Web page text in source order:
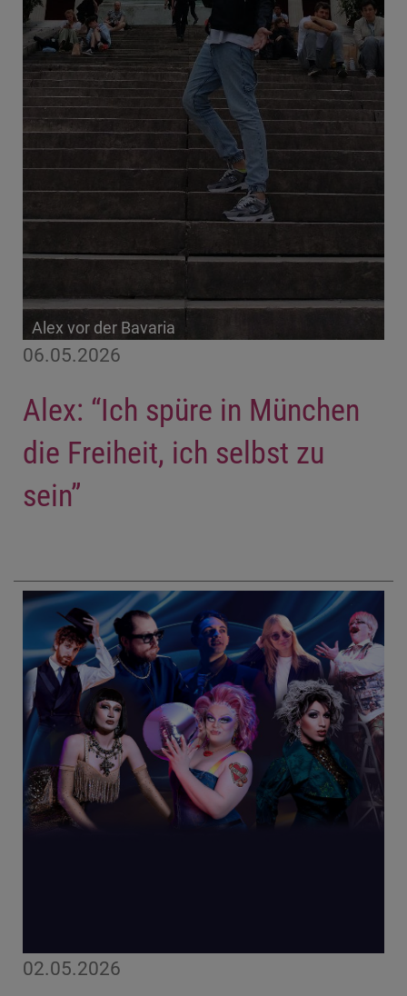
06.05.2026
Alex: “Ich spüre in München
die Freiheit, ich selbst zu
sein”
Alex vor der Bavaria
02.05.2026